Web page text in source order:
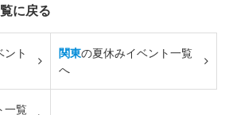
に戻る
ント
関東の夏休みイベント一覧
へ
一覧